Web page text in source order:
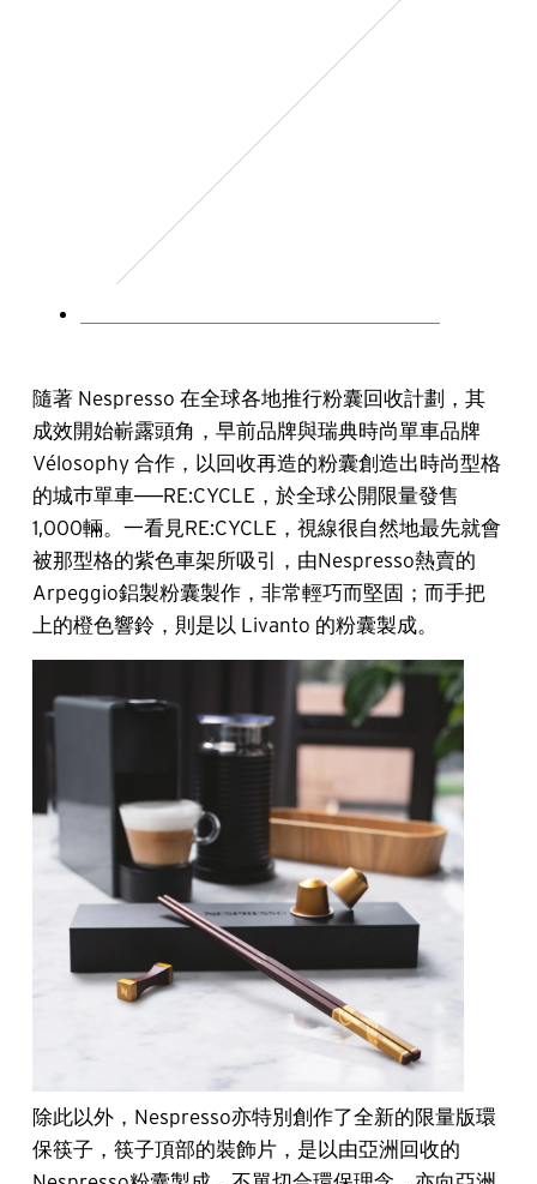
隨著 Nespresso 在全球各地推行粉囊回收計劃，其
成效開始嶄露頭角，早前品牌與瑞典時尚單車品牌
Vélosophy 合作，以回收再造的粉囊創造出時尚型格
的城巿單車──RE:CYCLE，於全球公開限量發售
1,000輛。一看見RE:CYCLE，視線很自然地最先就會
被那型格的紫色車架所吸引，由Nespresso熱賣的
Arpeggio鋁製粉囊製作，非常輕巧而堅固；而手把
上的橙色響鈴，則是以 Livanto 的粉囊製成。
除此以外，Nespresso亦特別創作了全新的限量版環
保筷子，筷子頂部的裝飾片，是以由亞洲回收的